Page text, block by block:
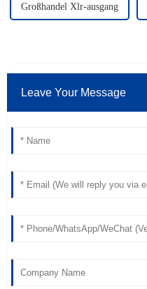
Großhandel Xlr-ausgang
Leave Your Message